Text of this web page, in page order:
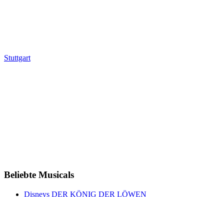
Stuttgart
Beliebte Musicals
Disneys DER KÖNIG DER LÖWEN